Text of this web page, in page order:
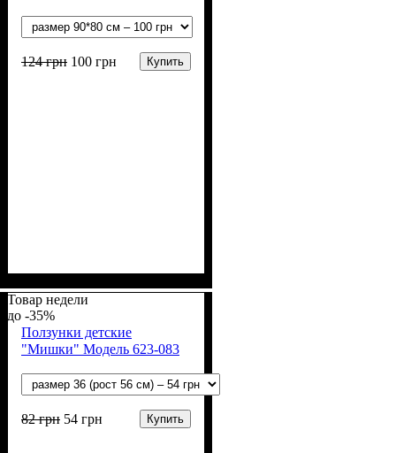
124грн 100 грн Купить
Товар недели
-35%
Ползунки детские
"Мишки" Модель 623-083
82грн 54 грн Купить